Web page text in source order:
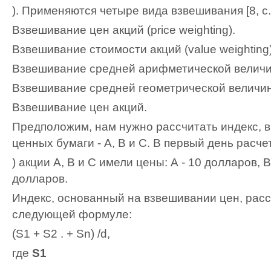
). Применяются четыре вида взвешивания [8,
Взвешивание цен акций (price weighting).
Взвешивание стоимости акций (value
Взвешивание средней арифметической
Взвешивание средней геометрической
Взвешивание цен акций.
Предположим, нам нужно рассчитать индекс,
ценных бумаги - А, B и C. В первый день
) акции А, В и С имели цены: А - 10 долларов,
долларов.
Индекс, основанный на взвешивании цен,
следующей формуле:
(S1 + S2 . + Sn) /d,
где S1